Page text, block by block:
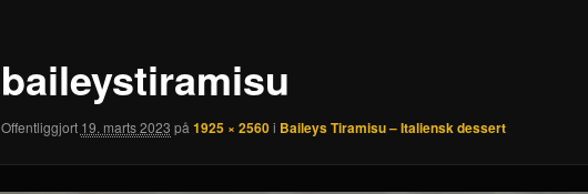
baileystiramisu
Offentliggjort 19. marts 2023 på 1925 × 2560i Baileys Tiramisu – Italiensk dessert